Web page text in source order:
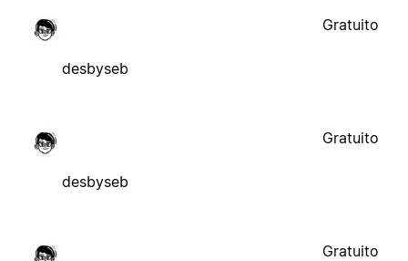
desbyseb
Gratuito
desbyseb
Gratuito
Gratuito